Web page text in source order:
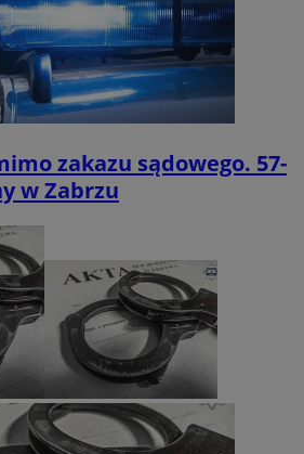
zakazu sądowego. 57-
w Zabrzu